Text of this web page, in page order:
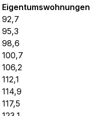
Eigentumswohnungen
92,7
95,3
98,6
100,7
106,2
112,1
114,9
117,5